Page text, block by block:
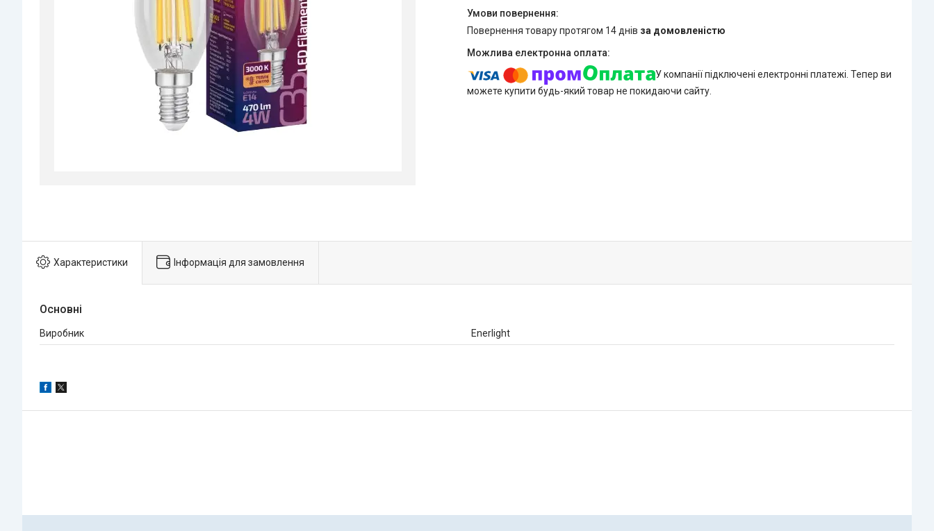
повернення товару протягом 14 днів за домовленістю
У компанії підключені електронні платежі. Тепер ви
можете купити будь-який товар не покидаючи сайту.
Характеристики Інформація для замовлення
Основні
Виробник Enerlight